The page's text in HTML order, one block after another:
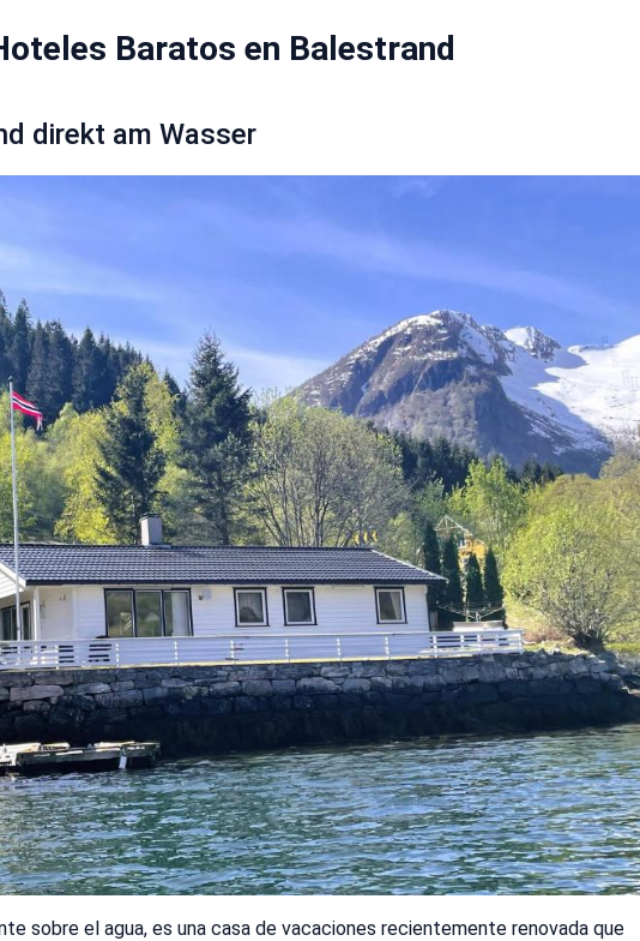
Baratos en Balestrand
direkt am Wasser
sobre el agua, es una casa de vacaciones recientemente renovada que